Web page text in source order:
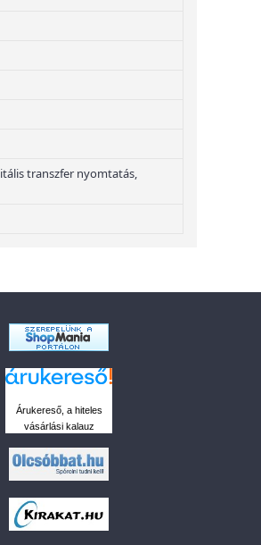
transzfer nyomtatás,
Árukereső, a hiteles
vásárlási kalauz